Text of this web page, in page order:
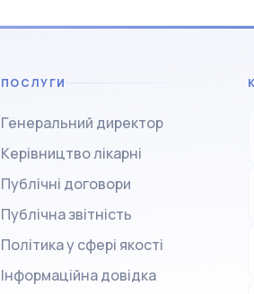
ПОСЛУГИ
Генеральний директор
Керівництво лікарні
Публічні договори
Публічна звітність
Політика у сфері якості
Інформаційна довідка